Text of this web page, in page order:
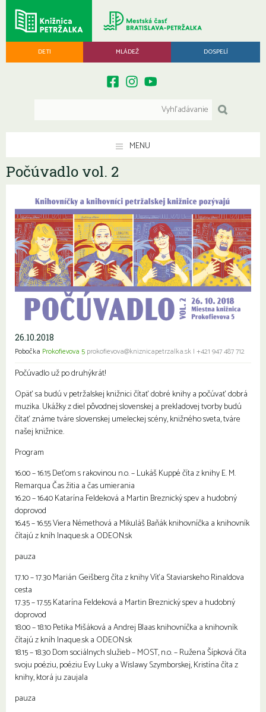
DETI MLÁDEŽ DOSPELÍ
MENU
Počúvadlo vol. 2
26.10.2018
Pobočka Prokofievova 5 prokofievova@kniznicapetrzalka.sk | +421 947 487 712
Počúvadlo už po druhýkrát!
Opäť sa budú v petržalskej knižnici čítať dobré knihy a počúvať dobrá
muzika. Ukážky z diel pôvodnej slovenskej a prekladovej tvorby budú
čítať známe tváre slovenskej umeleckej scény, knižného sveta, tváre
našej knižnice.
Program
16.00 – 16.15 Deťom s rakovinou n.o. – Lukáš Kuppé číta z knihy E. M.
Remarqua Čas žitia a čas umierania
16.20 – 16.40 Katarína Feldeková a Martin Breznický spev a hudobný
doprovod
16.45 – 16.55 Viera Némethová a Mikuláš Baňák knihovníčka a knihovník
čítajú z kníh Inaque.sk a ODEON.sk
pauza
17.10 – 17.30 Marián Geišberg číta z knihy Víťa Staviarskeho Rinaldova
cesta
17.35 – 17.55 Katarína Feldeková a Martin Breznický spev a hudobný
doprovod
18.00 – 18.10 Petika Mišáková a Andrej Blaas knihovníčka a knihovník
čítajú z kníh Inaque.sk a ODEON.sk
18.15 – 18.30 Dom sociálnych služieb – MOST, n.o. – Ružena Šípková číta
svoju poéziu, poéziu Evy Luky a Wislawy Szymborskej, Kristína číta z
knihy, ktorá ju zaujala
pauza